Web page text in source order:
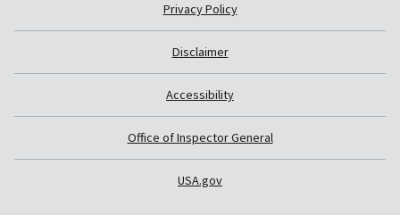
Privacy Policy
Disclaimer
Accessibility
Office of Inspector General
USA.gov